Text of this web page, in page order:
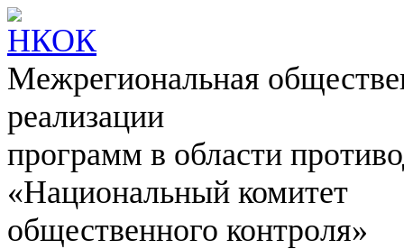
Межрегиональная
реализации
программ в области
«Национальный комитет
общественного контроля»